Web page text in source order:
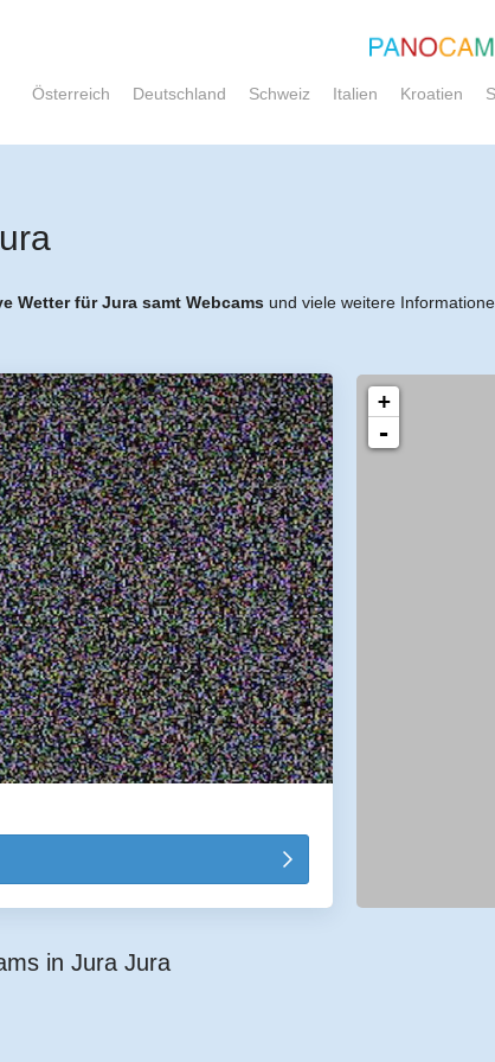
Österreich Deutschland Schweiz Italien Kroatien
Wetter für Jura samt Webcams und viele weitere
+
-
in Jura Jura